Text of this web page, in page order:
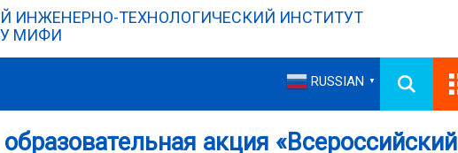
ИНЖЕНЕРНО-ТЕХНОЛОГИЧЕСКИЙ ИНСТИТУТ
МИФИ
RUSSIAN ▼
акция «Всероссийский